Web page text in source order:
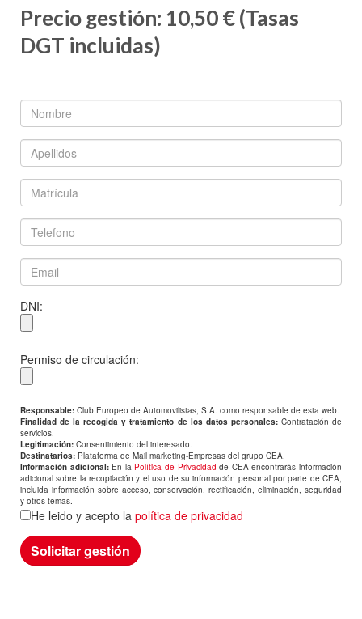
Precio gestión: 10,50 € (Tasas
DGT incluidas)